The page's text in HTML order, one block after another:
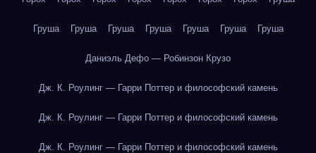
Груша Груша Груша Груша Груша Груша Груша
Даниэль Дефо — Робинзон Крузо
Дж. К. Роулинг — Гарри Поттер и философский камень
Дж. К. Роулинг — Гарри Поттер и философский камень
Дж. К. Роулинг — Гарри Поттер и философский камень